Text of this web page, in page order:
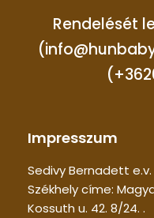
Rendelését
Impresszum
Sedivy Bernadett e.v.
Székhely címe:
Kossuth u. 42. 8/24. .